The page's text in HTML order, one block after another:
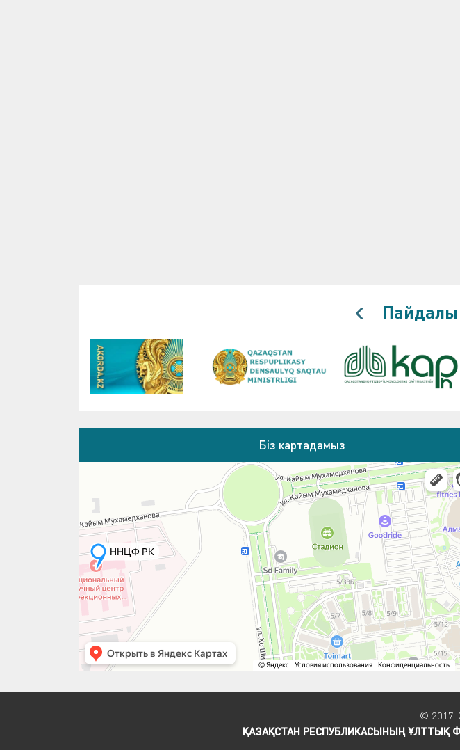
Пайдалы
Біз картадамыз
© 2017-
ҚАЗАҚСТАН РЕСПУБЛИКАСЫНЫҢ